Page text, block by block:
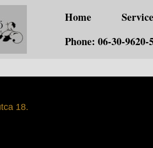
Home
Phone: 06-30-9620-
18.